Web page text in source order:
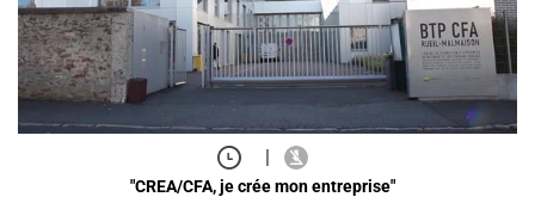
|
"CREA/CFA, je crée mon entreprise"